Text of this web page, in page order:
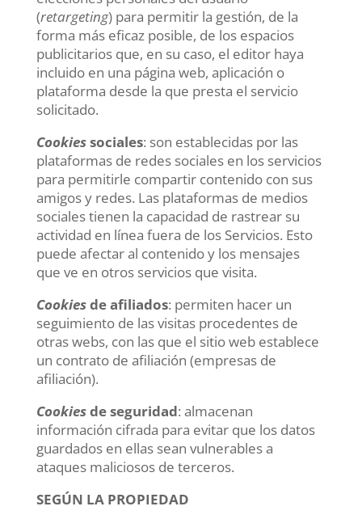
(retargeting) para permitir la gestión, de la
forma más eficaz posible, de los espacios
publicitarios que, en su caso, el editor haya
incluido en una página web, aplicación o
plataforma desde la que presta el servicio
solicitado.
Cookiessociales: son establecidas por las
plataformas de redes sociales en los servicios
para permitirle compartir contenido con sus
amigos y redes. Las plataformas de medios
sociales tienen la capacidad de rastrear su
actividad en línea fuera de los Servicios. Esto
puede afectar al contenido y los mensajes
que ve en otros servicios que visita.
Cookiesde afiliados: permiten hacer un
seguimiento de las visitas procedentes de
otras webs, con las que el sitio web establece
un contrato de afiliación (empresas de
afiliación).
Cookiesde seguridad: almacenan
información cifrada para evitar que los datos
guardados en ellas sean vulnerables a
ataques maliciosos de terceros.
SEGÚN LA PROPIEDAD